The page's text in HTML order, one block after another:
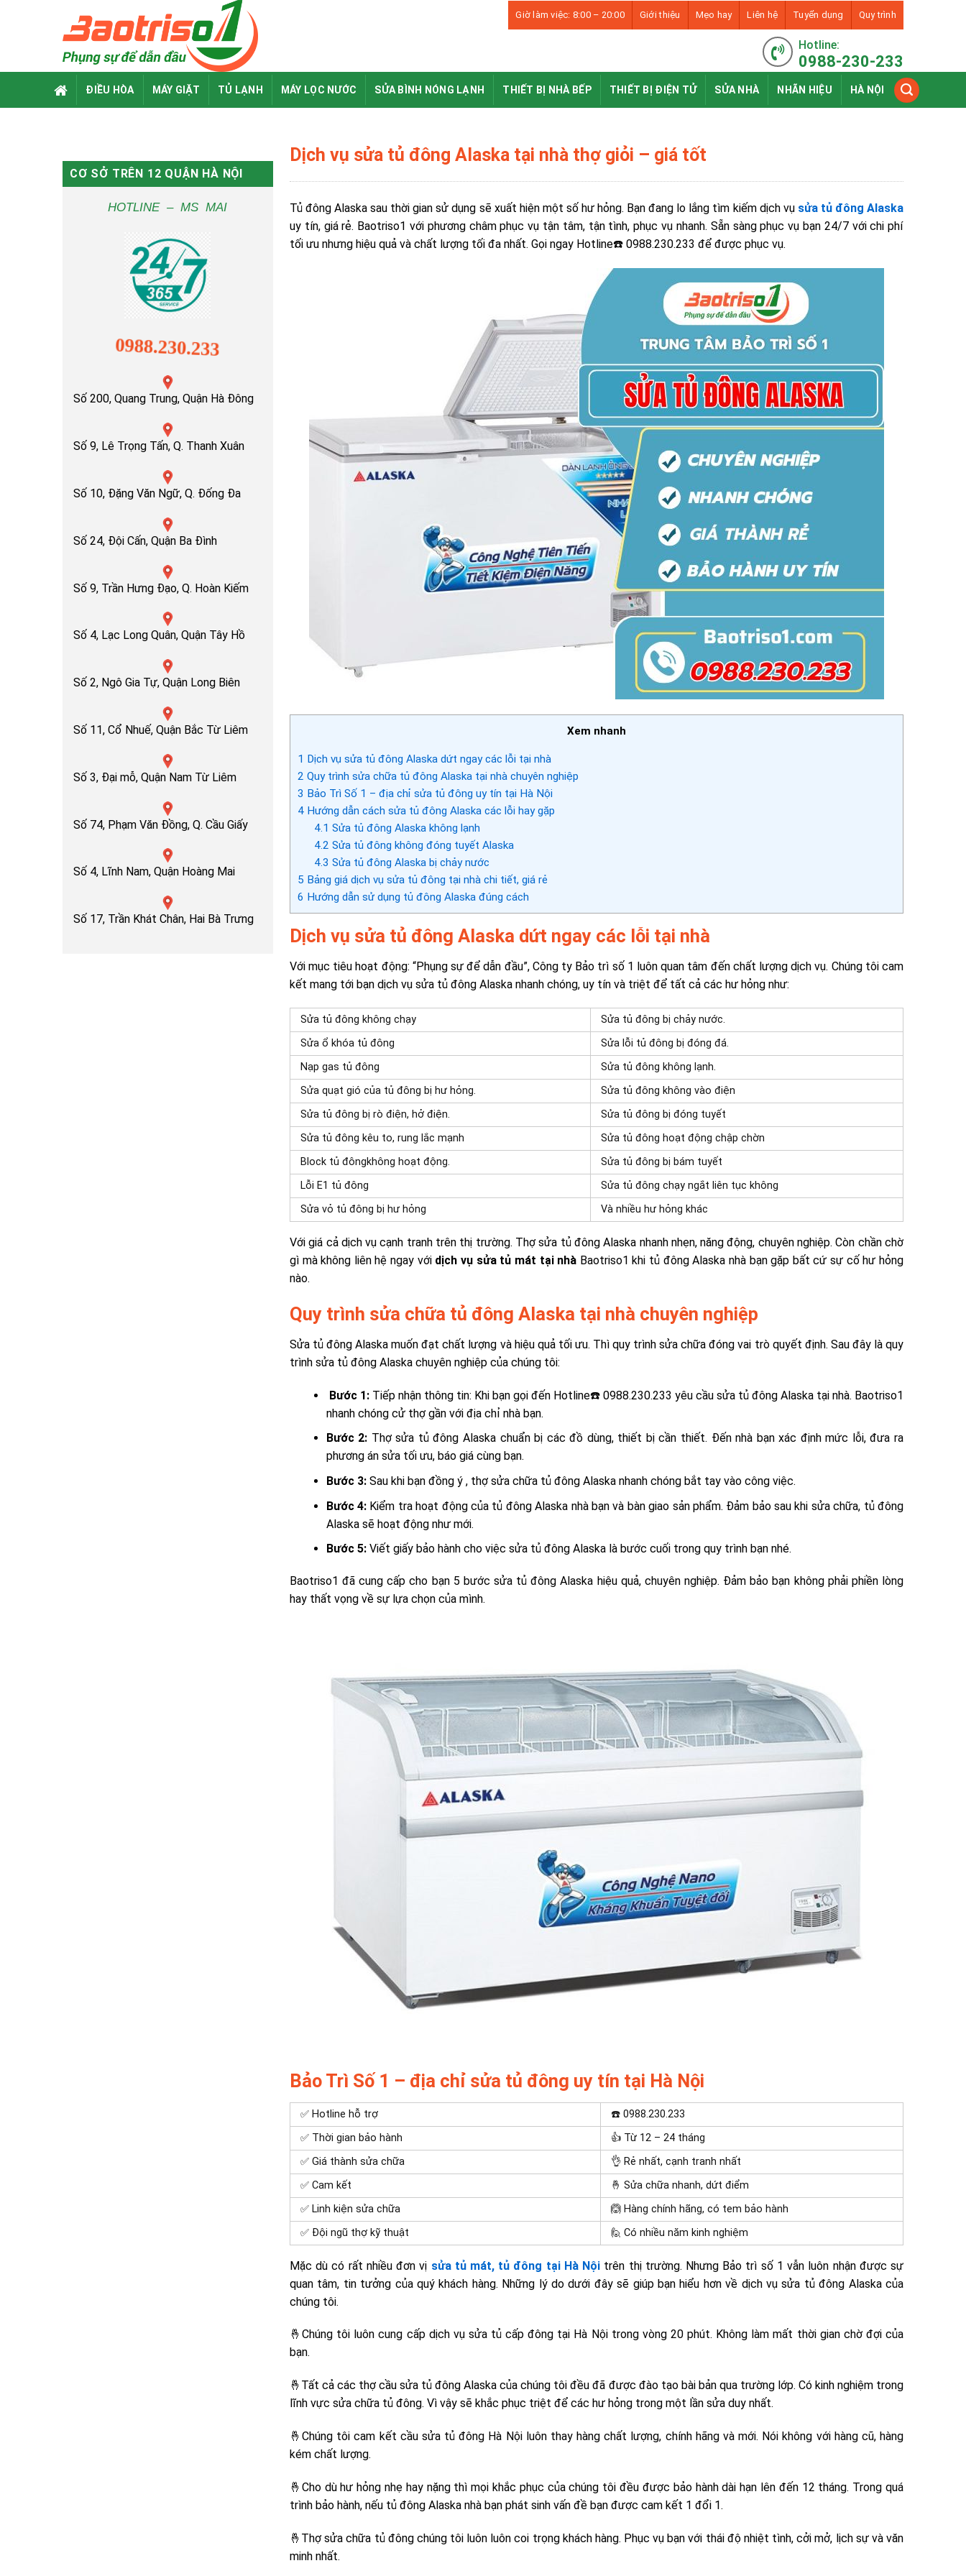
Giờ làm việc: 8:00 – 20:00 Giới thiệu Mẹo hay Liên hệ Tuyển dụng Quy trình
Hotline:
0988-230-233
ĐIỀU HÒA MÁY GIẶT TỦ LẠNH MÁY LỌC NƯỚC SỬA BÌNH NÓNG LẠNH THIẾT BỊ NHÀ BẾP THIẾT BỊ ĐIỆN TỬ SỬA NHÀ NHÃN HIỆU HÀ NỘI
CƠ SỞ TRÊN 12 QUẬN HÀ NỘI
HOTLINE – MS MAI
0988.230.233
Số 200, Quang Trung, Quận Hà Đông
Số 9, Lê Trọng Tấn, Q. Thanh Xuân
Số 10, Đặng Văn Ngữ, Q. Đống Đa
Số 24, Đội Cấn, Quận Ba Đình
Số 9, Trần Hưng Đạo, Q. Hoàn Kiếm
Số 4, Lạc Long Quân, Quận Tây Hồ
Số 2, Ngô Gia Tự, Quận Long Biên
Số 11, Cổ Nhuế, Quận Bắc Từ Liêm
Số 3, Đại mỗ, Quận Nam Từ Liêm
Số 74, Phạm Văn Đồng, Q. Cầu Giấy
Số 4, Lĩnh Nam, Quận Hoàng Mai
Số 17, Trần Khát Chân, Hai Bà Trưng
Dịch vụ sửa tủ đông Alaska tại nhà thợ giỏi – giá tốt
Tủ đông Alaska sau thời gian sử dụng sẽ xuất hiện một số hư hỏng. Bạn đang lo lắng tìm kiếm dịch vụ sửa tủ đông Alaska
uy tín, giá rẻ. Baotriso1 với phương châm phục vụ tận tâm, tận tình, phục vụ nhanh. Sẵn sàng phục vụ bạn 24/7 với chi phí
tối ưu nhưng hiệu quả và chất lượng tối đa nhất. Gọi ngay Hotline☎️ 0988.230.233 để được phục vụ.
Xem nhanh
1 Dịch vụ sửa tủ đông Alaska dứt ngay các lỗi tại nhà
2 Quy trình sửa chữa tủ đông Alaska tại nhà chuyên nghiệp
3 Bảo Trì Số 1 – địa chỉ sửa tủ đông uy tín tại Hà Nội
4Hướng dẫn cách sửa tủ đông Alaska các lỗi hay gặp
4.1 Sửa tủ đông Alaska không lạnh
4.2 Sửa tủ đông không đóng tuyết Alaska
4.3 Sửa tủ đông Alaska bị chảy nước
5 Bảng giá dịch vụ sửa tủ đông tại nhà chi tiết, giá rẻ
6 Hướng dẫn sử dụng tủ đông Alaska đúng cách
Dịch vụ sửa tủ đông Alaska dứt ngay các lỗi tại nhà
Với mục tiêu hoạt động: “Phụng sự để dẫn đầu”, Công ty Bảo trì số 1 luôn quan tâm đến chất lượng dịch vụ. Chúng tôi cam
kết mang tới bạn dịch vụ sửa tủ đông Alaska nhanh chóng, uy tín và triệt để tất cả các hư hỏng như:
Sửa tủ đông không chạy
Sửa tủ đông bị chảy nước.
Sửa ổ khóa tủ đông
Sửa lỗi tủ đông bị đóng đá.
Nạp gas tủ đông
Sửa tủ đông không lạnh.
Sửa quạt gió của tủ đông bị hư hỏng.
Sửa tủ đông không vào điện
Sửa tủ đông bị rò điện, hở điện.
Sửa tủ đông bị đóng tuyết
Sửa tủ đông kêu to, rung lắc mạnh
Sửa tủ đông hoạt động chập chờn
Block tủ đôngkhông hoạt động.
Sửa tủ đông bị bám tuyết
Lỗi E1 tủ đông
Sửa tủ đông chạy ngắt liên tục không
Sửa vỏ tủ đông bị hư hỏng
Và nhiều hư hỏng khác
Với giá cả dịch vụ cạnh tranh trên thị trường. Thợ sửa tủ đông Alaska nhanh nhẹn, năng động, chuyên nghiệp. Còn chần chờ
gì mà không liên hệ ngay với dịch vụ sửa tủ mát tại nhà Baotriso1 khi tủ đông Alaska nhà bạn gặp bất cứ sự cố hư hỏng
nào.
Quy trình sửa chữa tủ đông Alaska tại nhà chuyên nghiệp
Sửa tủ đông Alaska muốn đạt chất lượng và hiệu quả tối ưu. Thì quy trình sửa chữa đóng vai trò quyết định. Sau đây là quy
trình sửa tủ đông Alaska chuyên nghiệp của chúng tôi:
Bước 1:Tiếp nhận thông tin: Khi bạn gọi đến Hotline☎️ 0988.230.233 yêu cầu sửa tủ đông Alaska tại nhà. Baotriso1
nhanh chóng cử thợ gần với địa chỉ nhà bạn.
Bước 2: Thợ sửa tủ đông Alaska chuẩn bị các đồ dùng, thiết bị cần thiết. Đến nhà bạn xác định mức lỗi, đưa ra
phương án sửa tối ưu, báo giá cùng bạn.
Bước 3: Sau khi bạn đồng ý , thợ sửa chữa tủ đông Alaska nhanh chóng bắt tay vào công việc.
Bước 4: Kiểm tra hoạt động của tủ đông Alaska nhà bạn và bàn giao sản phẩm. Đảm bảo sau khi sửa chữa, tủ đông
Alaska sẽ hoạt động như mới.
Bước 5: Viết giấy bảo hành cho việc sửa tủ đông Alaska là bước cuối trong quy trình bạn nhé.
Baotriso1 đã cung cấp cho bạn 5 bước sửa tủ đông Alaska hiệu quả, chuyên nghiệp. Đảm bảo bạn không phải phiền lòng
hay thất vọng về sự lựa chọn của mình.
Bảo Trì Số 1 – địa chỉ sửa tủ đông uy tín tại Hà Nội
✅ Hotline hỗ trợ
☎️ 0988.230.233
✅ Thời gian bảo hành
👍 Từ 12 – 24 tháng
✅ Giá thành sửa chữa
👌 Rẻ nhất, cạnh tranh nhất
✅ Cam kết
🤞 Sửa chữa nhanh, dứt điểm
✅ Linh kiện sửa chữa
🙆 Hàng chính hãng, có tem bảo hành
✅ Đội ngũ thợ kỹ thuật
🙋 Có nhiều năm kinh nghiệm
Mặc dù có rất nhiều đơn vị sửa tủ mát, tủ đông tại Hà Nội trên thị trường. Nhưng Bảo trì số 1 vẫn luôn nhận được sự
quan tâm, tin tưởng của quý khách hàng. Những lý do dưới đây sẽ giúp bạn hiểu hơn về dịch vụ sửa tủ đông Alaska của
chúng tôi.
🤞Chúng tôi luôn cung cấp dịch vụ sửa tủ cấp đông tại Hà Nội trong vòng 20 phút. Không làm mất thời gian chờ đợi của
bạn.
🤞Tất cả các thợ cầu sửa tủ đông Alaska của chúng tôi đều đã được đào tạo bài bản qua trường lớp. Có kinh nghiệm trong
lĩnh vực sửa chữa tủ đông. Vì vậy sẽ khắc phục triệt để các hư hỏng trong một lần sửa duy nhất.
🤞Chúng tôi cam kết cầu sửa tủ đông Hà Nội luôn thay hàng chất lượng, chính hãng và mới. Nói không với hàng cũ, hàng
kém chất lượng.
🤞Cho dù hư hỏng nhẹ hay nặng thì mọi khắc phục của chúng tôi đều được bảo hành dài hạn lên đến 12 tháng. Trong quá
trình bảo hành, nếu tủ đông Alaska nhà bạn phát sinh vấn đề bạn được cam kết 1 đổi 1.
🤞Thợ sửa chữa tủ đông chúng tôi luôn luôn coi trọng khách hàng. Phục vụ bạn với thái độ nhiệt tình, cởi mở, lịch sự và văn
minh nhất.